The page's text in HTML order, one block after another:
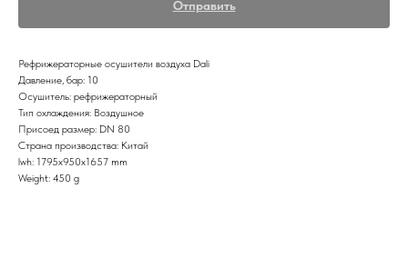
Отправить
Рефрижераторные осушители воздуха Dali
Давление, бар: 10
Осушитель: рефрижераторный
Тип охлаждения: Воздушное
Присоед размер: DN 80
Страна производства: Китай
lwh: 1795x950x1657 mm
Weight: 450 g